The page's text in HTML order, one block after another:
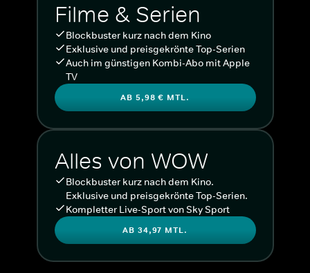
Filme & Serien
Blockbuster kurz nach dem Kino
Exklusive und preisgekrönte Top-Serien
Auch im günstigen Kombi-Abo mit Apple
TV
AB 5,98 € MTL.
Alles von WOW
Blockbuster kurz nach dem Kino.
Exklusive und preisgekrönte Top-Serien.
Kompletter Live-Sport von Sky Sport
AB 34,97 MTL.